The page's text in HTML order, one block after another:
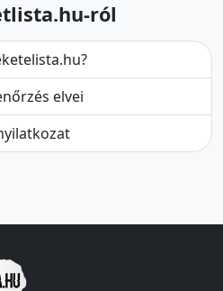
ról
elvei